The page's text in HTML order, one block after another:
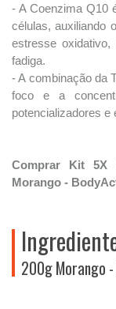
- A Coenzima Q10
células, auxiliando
estresse
fadiga.
- A combinação da
foco e a
potencializadores e
Comprar Kit 5X
Morango -
200g Morango